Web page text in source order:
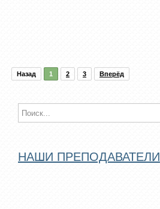
Назад 1 2 3 Вперёд
НАШИ ПРЕПОДАВАТЕЛИ